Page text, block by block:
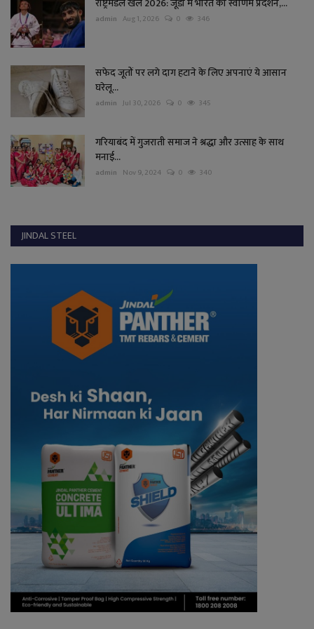
admin Aug 1, 2026 0 346
सफेद जूतों पर लगे दाग हटाने के लिए अपनाएं ये आसान
घरेलू...
admin Jul 30, 2026 0 345
गरियाबंद में गुजराती समाज ने श्रद्धा और उत्साह के साथ
मनाई...
admin Nov 9, 2024 0 340
JINDAL STEEL